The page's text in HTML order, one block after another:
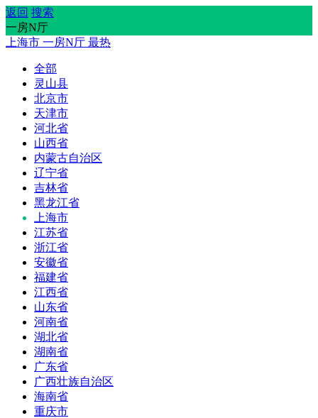
返回 搜索
一房N厅
上海市 一房N厅 最热
全部
灵山县
北京市
天津市
河北省
山西省
内蒙古自治区
辽宁省
吉林省
黑龙江省
上海市
江苏省
浙江省
安徽省
福建省
江西省
山东省
河南省
湖北省
湖南省
广东省
广西壮族自治区
海南省
重庆市